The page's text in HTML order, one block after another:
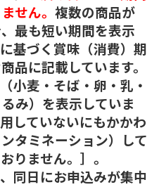
せん。 複数の商品が
最も短い期間を表示
基づく賞味（消費）期
品に記載しています。
小麦・そば・卵・乳・
み）を表示していま
していないにもかかわ
タミネーション）して
りません。］。
同日にお申込みが集中